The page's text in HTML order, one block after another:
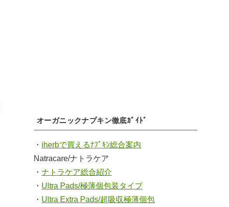
オーガニックナプキン徹底ｶﾞｲﾄﾞ
・ iherbで買えるﾅﾌﾟｷﾝ総合案内
Natracare/ナトラケア
・ ナトラケア総合紹介
・ Ultra Pads/極薄個包装タイプ
・ Ultra Extra Pads/超吸収極薄個包